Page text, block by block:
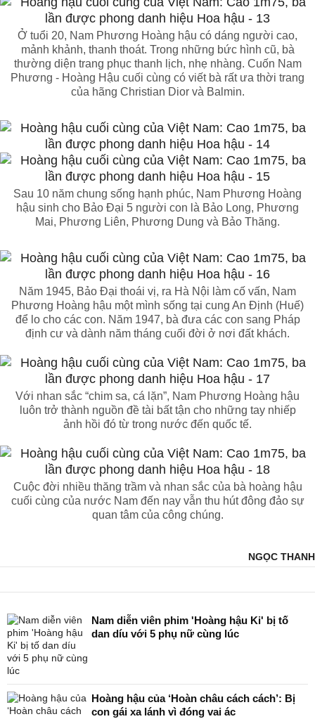
Ở tuổi 20, Nam Phương Hoàng hậu có dáng người cao,
mảnh khảnh, thanh thoát. Trong những bức hình cũ, bà
thường diện trang phục thanh lịch, nhẹ nhàng. Cuốn Nam
Phương - Hoàng Hậu cuối cùng có viết bà rất ưa thời trang
của hãng Christian Dior và Balmin.
Sau 10 năm chung sống hạnh phúc, Nam Phương Hoàng
hậu sinh cho Bảo Đại 5 người con là Bảo Long, Phương
Mai, Phương Liên, Phương Dung và Bảo Thăng.
Năm 1945, Bảo Đại thoái vị, ra Hà Nội làm cố vấn, Nam
Phương Hoàng hậu một mình sống tại cung An Định (Huế)
để lo cho các con. Năm 1947, bà đưa các con sang Pháp
định cư và dành năm tháng cuối đời ở nơi đất khách.
Với nhan sắc “chim sa, cá lặn”, Nam Phương Hoàng hậu
luôn trở thành nguồn đề tài bất tận cho những tay nhiếp
ảnh hồi đó từ trong nước đến quốc tế.
Cuộc đời nhiều thăng trầm và nhan sắc của bà hoàng hậu
cuối cùng của nước Nam đến nay vẫn thu hút đông đảo sự
quan tâm của công chúng.
NGỌC THANH
Nam diễn viên phim 'Hoàng hậu Ki' bị tố
dan díu với 5 phụ nữ cùng lúc
Hoàng hậu của ‘Hoàn châu cách cách’: Bị
con gái xa lánh vì đóng vai ác